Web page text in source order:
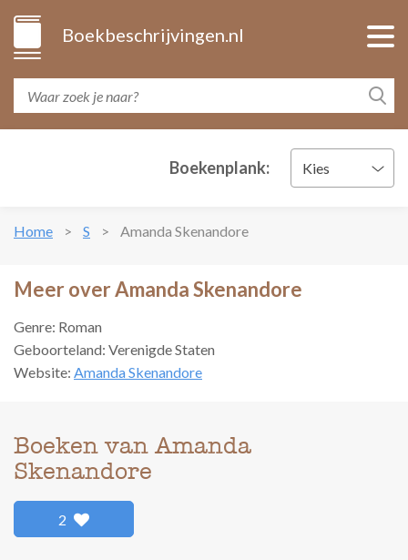
Boekbeschrijvingen.nl
Boekenplank: Kies
Home S Amanda Skenandore
Meer over Amanda Skenandore
Genre: Roman
Geboorteland: Verenigde Staten
Website: Amanda Skenandore
Boeken van Amanda
Skenandore
2